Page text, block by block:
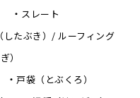
スレート
したぶき）/ ルーフィング
）
戸袋（とぶくろ）